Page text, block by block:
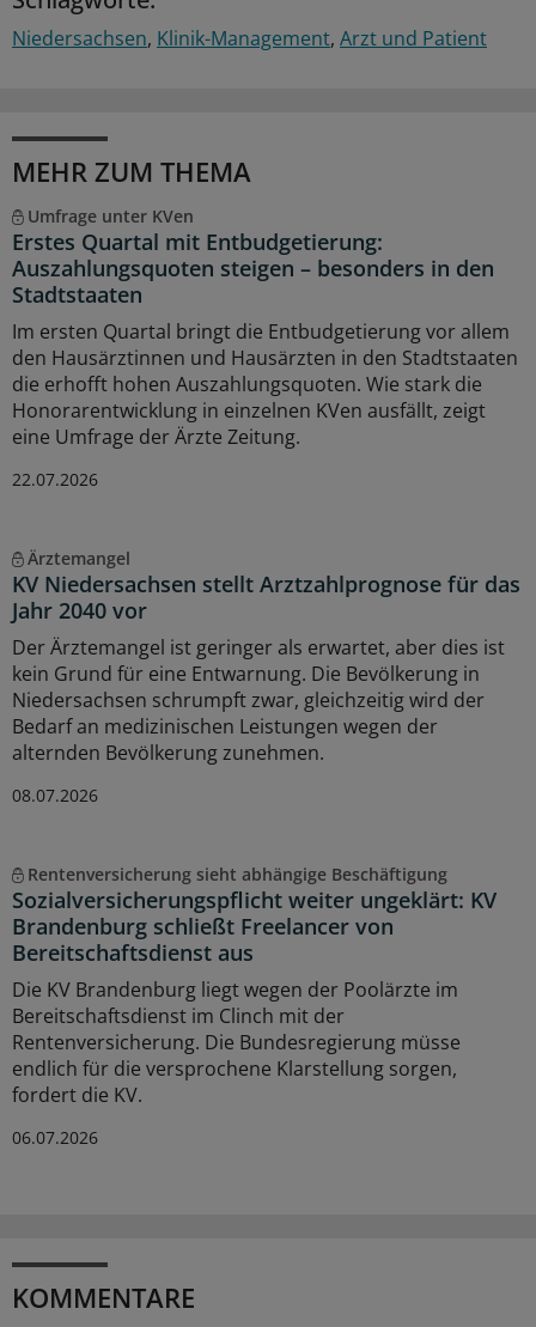
Niedersachsen Klinik-Management Arzt und Patient
MEHR ZUM THEMA
Umfrage unter KVen
Erstes Quartal mit Entbudgetierung:
Auszahlungsquoten steigen – besonders in den
Stadtstaaten
Im ersten Quartal bringt die Entbudgetierung vor allem
den Hausärztinnen und Hausärzten in den Stadtstaaten
die erhofft hohen Auszahlungsquoten. Wie stark die
Honorarentwicklung in einzelnen KVen ausfällt, zeigt
eine Umfrage der Ärzte Zeitung.
22.07.2026
Ärztemangel
KV Niedersachsen stellt Arztzahlprognose für das
Jahr 2040 vor
Der Ärztemangel ist geringer als erwartet, aber dies ist
kein Grund für eine Entwarnung. Die Bevölkerung in
Niedersachsen schrumpft zwar, gleichzeitig wird der
Bedarf an medizinischen Leistungen wegen der
alternden Bevölkerung zunehmen.
08.07.2026
Rentenversicherung sieht abhängige Beschäftigung
Sozialversicherungspflicht weiter ungeklärt: KV
Brandenburg schließt Freelancer von
Bereitschaftsdienst aus
Die KV Brandenburg liegt wegen der Poolärzte im
Bereitschaftsdienst im Clinch mit der
Rentenversicherung. Die Bundesregierung müsse
endlich für die versprochene Klarstellung sorgen,
fordert die KV.
06.07.2026
KOMMENTARE